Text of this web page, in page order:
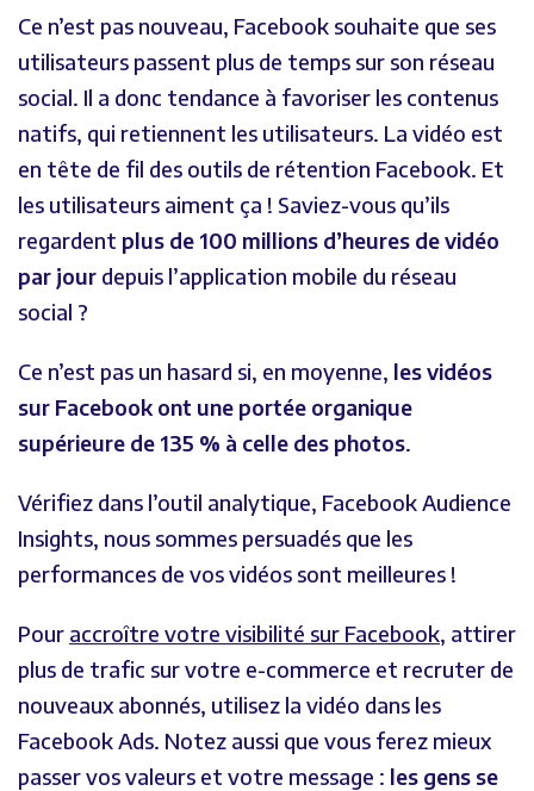
Ce n’est pas nouveau, Facebook souhaite que ses
utilisateurs passent plus de temps sur son réseau
social. Il a donc tendance à favoriser les contenus
natifs, qui retiennent les utilisateurs. La vidéo est
en tête de fil des outils de rétention Facebook. Et
les utilisateurs aiment ça ! Saviez-vous qu’ils
regardent plus de 100 millions d’heures de vidéo
par jour depuis l’application mobile du réseau
social ?
Ce n’est pas un hasard si, en moyenne, les vidéos
sur Facebook ont une portée organique
supérieure de 135 % à celle des photos.
Vérifiez dans l’outil analytique, Facebook Audience
Insights, nous sommes persuadés que les
performances de vos vidéos sont meilleures !
Pour accroître votre visibilité sur Facebook, attirer
plus de trafic sur votre e-commerce et recruter de
nouveaux abonnés, utilisez la vidéo dans les
Facebook Ads. Notez aussi que vous ferez mieux
passer vos valeurs et votre message : les gens se